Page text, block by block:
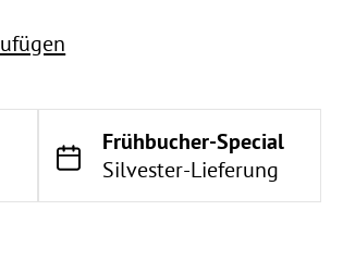
Frühbucher-Special
Silvester-Lieferung